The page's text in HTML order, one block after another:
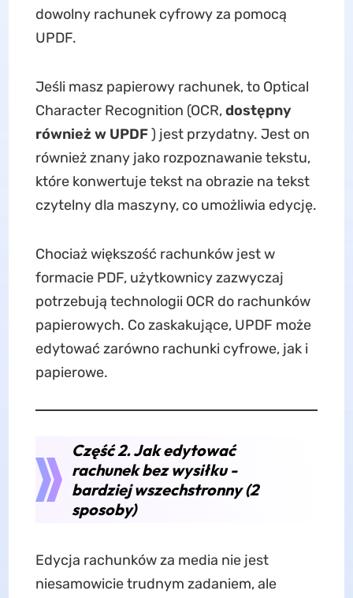
dowolny rachunek cyfrowy za pomocą
UPDF.
Jeśli masz papierowy rachunek, to Optical
Character Recognition (OCR,dostępny
również w UPDF) jest przydatny. Jest on
również znany jako rozpoznawanie tekstu,
które konwertuje tekst na obrazie na tekst
czytelny dla maszyny, co umożliwia edycję.
Chociaż większość rachunków jest w
formacie PDF, użytkownicy zazwyczaj
potrzebują technologii OCR do rachunków
papierowych. Co zaskakujące, UPDF może
edytować zarówno rachunki cyfrowe, jak i
papierowe.
Część 2. Jak edytować
rachunek bez wysiłku -
bardziej wszechstronny (2
sposoby)
Edycja rachunków za media nie jest
niesamowicie trudnym zadaniem, ale